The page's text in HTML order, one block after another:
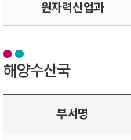
원자력산업과
해양수산국
부서명